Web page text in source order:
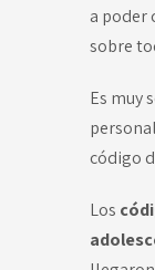
a poder
sobre
Es muy
código
Los